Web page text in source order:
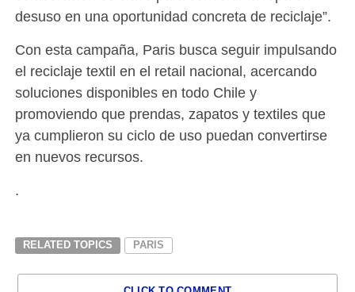
desuso en una oportunidad concreta de reciclaje”.
Con esta campaña, Paris busca seguir impulsando
el reciclaje textil en el retail nacional, acercando
soluciones disponibles en todo Chile y
promoviendo que prendas, zapatos y textiles que
ya cumplieron su ciclo de uso puedan convertirse
en nuevos recursos.
.
RELATED TOPICS PARIS